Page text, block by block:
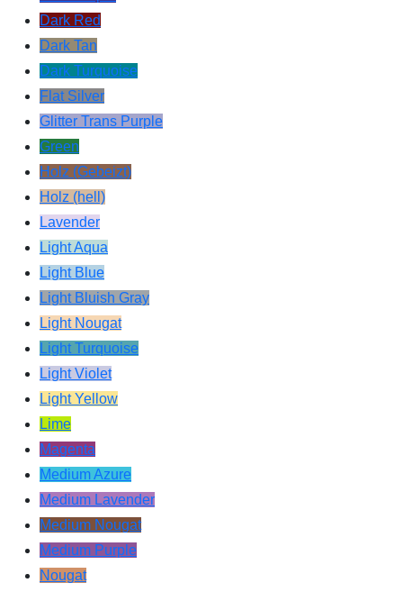
Dark Red
Dark Tan
Dark Turquoise
Flat Silver
Glitter Trans Purple
Green
Holz (Gebeizt)
Holz (hell)
Lavender
Light Aqua
Light Blue
Light Bluish Gray
Light Nougat
Light Turquoise
Light Violet
Light Yellow
Lime
Magenta
Medium Azure
Medium Lavender
Medium Nougat
Medium Purple
Nougat